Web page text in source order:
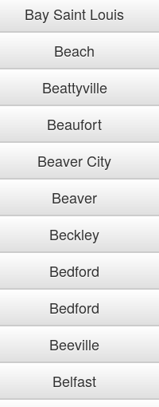
Bay Saint Louis
Beach
Beattyville
Beaufort
Beaver City
Beaver
Beckley
Bedford
Bedford
Beeville
Belfast